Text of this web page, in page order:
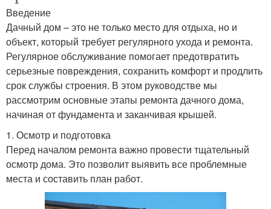
Введение
Дачный дом – это не только место для отдыха, но и
объект, который требует регулярного ухода и ремонта.
Регулярное обслуживание помогает предотвратить
серьезные повреждения, сохранить комфорт и продлить
срок службы строения. В этом руководстве мы
рассмотрим основные этапы ремонта дачного дома,
начиная от фундамента и заканчивая крышей.
1. Осмотр и подготовка
Перед началом ремонта важно провести тщательный
осмотр дома. Это позволит выявить все проблемные
места и составить план работ.